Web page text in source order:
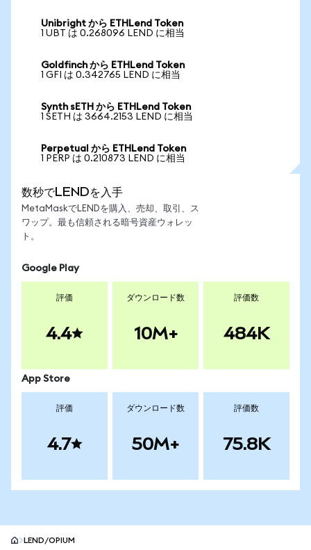
Unibright から ETHLend Token
1 UBT は 0.268096 LEND に相当
Goldfinch から ETHLend Token
1 GFI は 0.342765 LEND に相当
Synth sETH から ETHLend Token
1 SETH は 3664.2153 LEND に相当
Perpetual から ETHLend Token
1 PERP は 0.210873 LEND に相当
数秒でLENDを入手
MetaMaskでLENDを購入、売却、取引、ス
ワップ。最も信頼される暗号資産ウォレッ
ト。
Google Play
評価
4.4
ダウンロード数
10M+
評価数
484K
App Store
評価
4.7
ダウンロード数
50M+
評価数
75.8K
LEND/OPIUM